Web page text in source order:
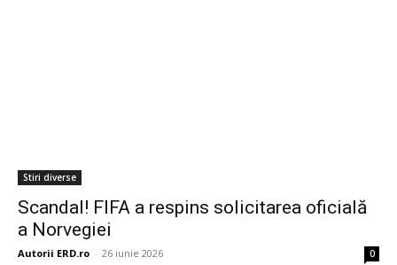
Stiri diverse
Scandal! FIFA a respins solicitarea oficială
a Norvegiei
Autorii ERD.ro - 26 iunie 2026 0